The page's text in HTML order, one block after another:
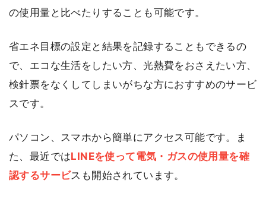
の使用量と比べたりすることも可能です。
省エネ目標の設定と結果を記録することもできるの
で、エコな生活をしたい方、光熱費をおさえたい方、
検針票をなくしてしまいがちな方におすすめのサービ
スです。
パソコン、スマホから簡単にアクセス可能です。ま
た、最近ではLINEを使って電気・ガスの使用量を確
認するサービスも開始されています。